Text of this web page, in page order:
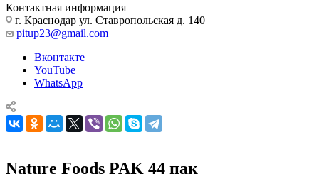
Контактная информация
г. Краснодар ул. Ставропольская д. 140
pitup23@gmail.com
Вконтакте
YouTube
WhatsApp
Nature Foods PAK 44 пак